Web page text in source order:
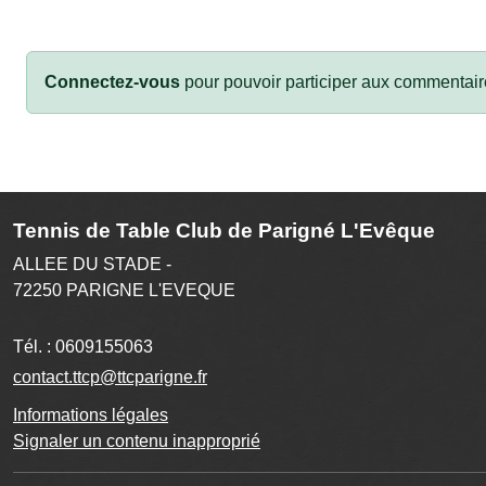
Connectez-vous pour pouvoir participer aux
Tennis de Table Club de Parigné L'Evêque
ALLEE DU STADE -
72250 PARIGNE L'EVEQUE
Tél. : 0609155063
contact.ttcp@ttcparigne.fr
Informations légales
Signaler un contenu inapproprié